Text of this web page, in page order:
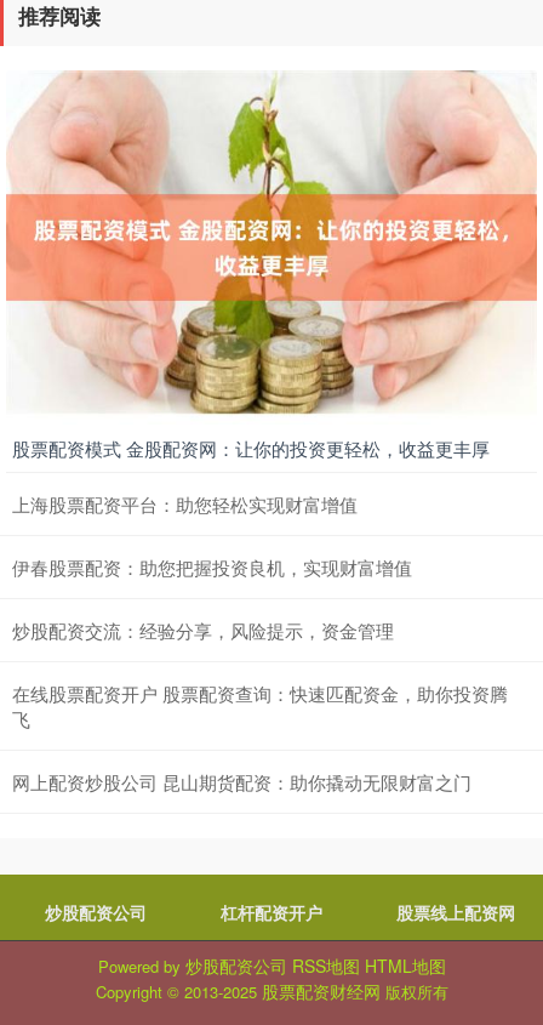
推荐阅读
股票配资模式 金股配资网：让你的投资更轻松，收益更丰厚
上海股票配资平台：助您轻松实现财富增值
伊春股票配资：助您把握投资良机，实现财富增值
炒股配资交流：经验分享，风险提示，资金管理
在线股票配资开户 股票配资查询：快速匹配资金，助你投资腾
飞
网上配资炒股公司 昆山期货配资：助你撬动无限财富之门
炒股配资公司 杠杆配资开户 股票线上配资网
Powered by 炒股配资公司 RSS地图 HTML地图
Copyright © 2013-2025 股票配资财经网 版权所有